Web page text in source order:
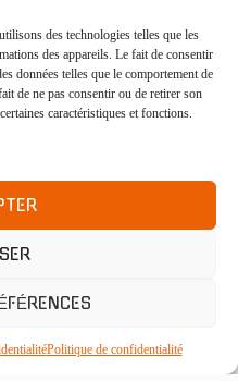
des technologies telles que les
des appareils. Le fait de consentir
données telles que le comportement de
de ne pas consentir ou de retirer son
caractéristiques et fonctions.
Politique de confidentialité
Mentions légales